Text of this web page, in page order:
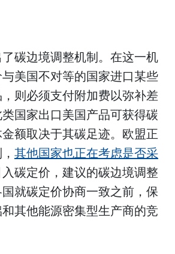
碳边境调整机制。在这一机
美国不对等的国家进口某些
则必须支付附加费以弥补差
国家出口美国产品可获得碳
额取决于其碳足迹。欧盟正
其他国家也正在考虑是否采
碳定价，建议的碳边境调整
就碳定价协商一致之前，保
其他能源密集型生产商的竞